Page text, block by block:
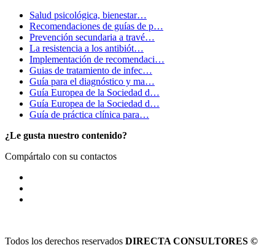
Salud psicológica, bienestar…
Recomendaciones de guías de p…
Prevención secundaria a travé…
La resistencia a los antibiót…
Implementación de recomendaci…
Guias de tratamiento de infec…
Guía para el diagnóstico y ma…
Guía Europea de la Sociedad d…
Guía Europea de la Sociedad d…
Guía de práctica clínica para…
¿Le gusta nuestro contenido?
Compártalo con su contactos
Todos los derechos reservados DIRECTA CONSULTORES ©